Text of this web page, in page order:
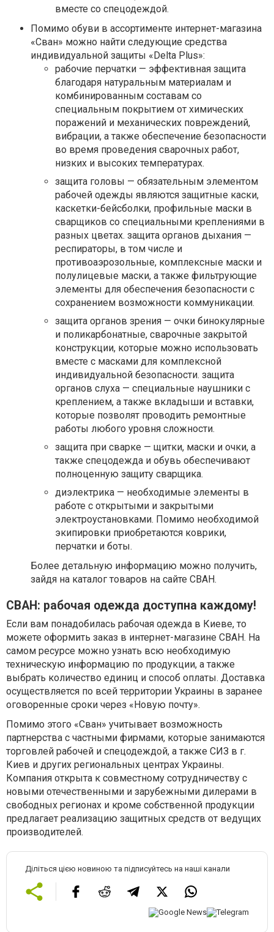
вместе со спецодеждой.
Помимо обуви в ассортименте интернет-магазина
«Сван» можно найти следующие средства
индивидуальной защиты «Delta Plus»:
рабочие перчатки — эффективная защита
благодаря натуральным материалам и
комбинированным составам со
специальным покрытием от химических
поражений и механических повреждений,
вибрации, а также обеспечение безопасности
во время проведения сварочных работ,
низких и высоких температурах.
защита головы — обязательным элементом
рабочей одежды являются защитные каски,
каскетки-бейсболки, профильные маски в
сварщиков со специальными креплениями в
разных цветах. защита органов дыхания —
респираторы, в том числе и
противоаэрозольные, комплексные маски и
полулицевые маски, а также фильтрующие
элементы для обеспечения безопасности с
сохранением возможности коммуникации.
защита органов зрения — очки бинокулярные
и поликарбонатные, сварочные закрытой
конструкции, которые можно использовать
вместе с масками для комплексной
индивидуальной безопасности. защита
органов слуха — специальные наушники с
креплением, а также вкладыши и вставки,
которые позволят проводить ремонтные
работы любого уровня сложности.
защита при сварке — щитки, маски и очки, а
также спецодежда и обувь обеспечивают
полноценную защиту сварщика.
диэлектрика — необходимые элементы в
работе с открытыми и закрытыми
электроустановками. Помимо необходимой
экипировки приобретаются коврики,
перчатки и боты.
Более детальную информацию можно получить,
зайдя на каталог товаров на сайте СВАН.
СВАН: рабочая одежда доступна каждому!
Если вам понадобилась рабочая одежда в Киеве, то
можете оформить заказ в интернет-магазине СВАН. На
самом ресурсе можно узнать всю необходимую
техническую информацию по продукции, а также
выбрать количество единиц и способ оплаты. Доставка
осуществляется по всей территории Украины в заранее
оговоренные сроки через «Новую почту».
Помимо этого «Сван» учитывает возможность
партнерства с частными фирмами, которые занимаются
торговлей рабочей и спецодеждой, а также СИЗ в г.
Киев и других региональных центрах Украины.
Компания открыта к совместному сотрудничеству с
новыми отечественными и зарубежными дилерами в
свободных регионах и кроме собственной продукции
предлагает реализацию защитных средств от ведущих
производителей.
Діліться цією новиною та підписуйтесь на наші канали